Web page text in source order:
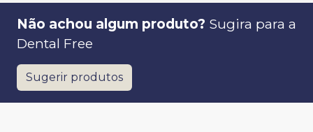
Não achou algum produto? Sugira para a
Dental Free
Sugerir produtos